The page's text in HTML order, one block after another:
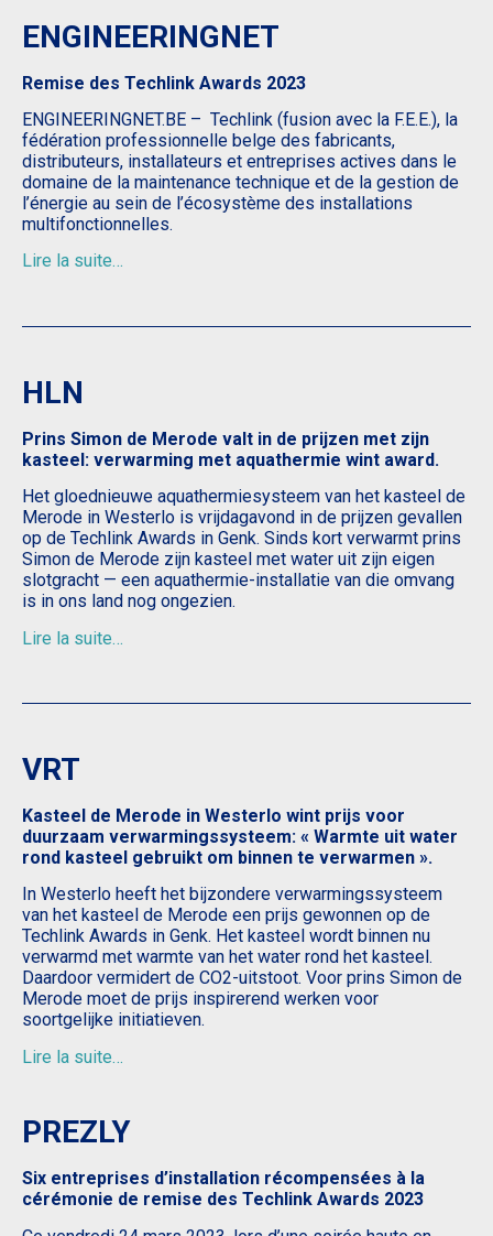
ENGINEERINGNET
Remise des Techlink Awards 2023
ENGINEERINGNET.BE – Techlink (fusion avec la F.E.E.), la
fédération professionnelle belge des fabricants,
distributeurs, installateurs et entreprises actives dans le
domaine de la maintenance technique et de la gestion de
l’énergie au sein de l’écosystème des installations
multifonctionnelles.
Lire la suite…
HLN
Prins Simon de Merode valt in de prijzen met zijn
kasteel: verwarming met aquathermie wint award.
Het gloednieuwe aquathermiesysteem van het kasteel de
Merode in Westerlo is vrijdagavond in de prijzen gevallen
op de Techlink Awards in Genk. Sinds kort verwarmt prins
Simon de Merode zijn kasteel met water uit zijn eigen
slotgracht — een aquathermie-installatie van die omvang
is in ons land nog ongezien.
Lire la suite…
VRT
Kasteel de Merode in Westerlo wint prijs voor
duurzaam verwarmingssysteem: « Warmte uit water
rond kasteel gebruikt om binnen te verwarmen ».
In Westerlo heeft het bijzondere verwarmingssysteem
van het kasteel de Merode een prijs gewonnen op de
Techlink Awards in Genk. Het kasteel wordt binnen nu
verwarmd met warmte van het water rond het kasteel.
Daardoor vermidert de CO2-uitstoot. Voor prins Simon de
Merode moet de prijs inspirerend werken voor
soortgelijke initiatieven.
Lire la suite…
PREZLY
Six entreprises d’installation récompensées à la
cérémonie de remise des Techlink Awards 2023